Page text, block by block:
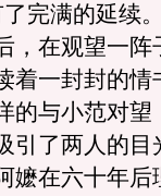
完满的延续
，在观望一阵
着一封封的情
的与小范对望
引了两人的目
嬷在六十年后